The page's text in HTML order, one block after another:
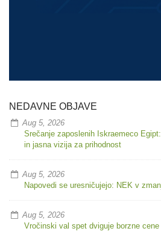
NEDAVNE OBJAVE
Aug 5, 2026
Srečanje zaposlenih Iskraemeco
in jasna vizija za prihodnost
Aug 5, 2026
Napovedi se uresničujejo: NEK v
Aug 5, 2026
Vročinski val spet dviguje borzne